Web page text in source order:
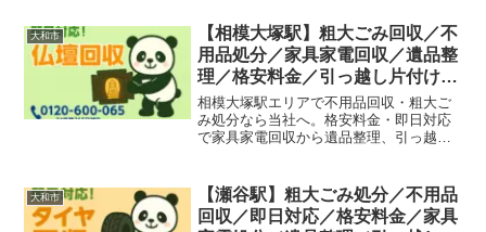
大和市
【相模大塚駅】粗大ごみ回収／不
用品処分／家具家電回収／遺品整
理／格安料金／引っ越し片付け／
即日対応
相模大塚駅エリアで不用品回収・粗大ご
み処分なら当社へ。格安料金・即日対応
で家具家電回収から遺品整理、引っ越し
大和市
【瀬谷駅】粗大ごみ処分／不用品
回収／即日対応／格安料金／家具